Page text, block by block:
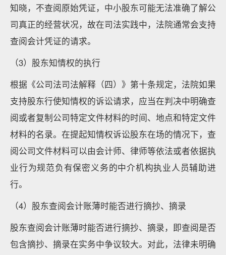
知晓，不查阅原始凭证，中小股东可能无法准确了解公
司真正的经营状况，故在司法实践中，法院通常会支持
查阅会计凭证的请求。
（3）股东知情权的执行
根据《公司法司法解释（四）》第十条规定，法院如果
支持股东行使知情权的诉讼请求，应当在判决中明确查
阅或者复制公司特定文件材料的时间、地点和特定文件
材料的名录。在提起知情权诉讼股东在场的情况下，查
阅公司文件材料可以由会计师、律师等依法或者依据执
业行为规范负有保密义务的中介机构执业人员辅助进
行。
（4）股东查阅会计账薄时能否进行摘抄、摘录
股东查阅会计账薄时能否进行摘抄、摘录，即查阅是否
包含摘抄、摘录在实务中争议较大。对此，法律未明确